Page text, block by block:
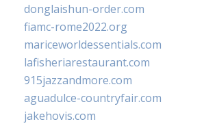
donglaishun-order.com
fiamc-rome2022.org
mariceworldessentials.com
lafisheriarestaurant.com
915jazzandmore.com
aguadulce-countryfair.com
jakehovis.com